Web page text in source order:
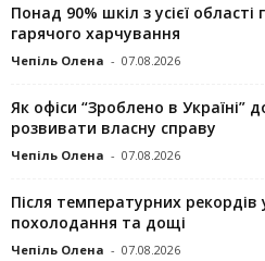
Понад 90% шкіл з усієї
гарячого харчування
Чепіль Олена - 07.08.2026
Як офіси “Зроблено в Україні”
розвивати власну справу
Чепіль Олена - 07.08.2026
Після температурних рекордів
похолодання та дощі
Чепіль Олена - 07.08.2026